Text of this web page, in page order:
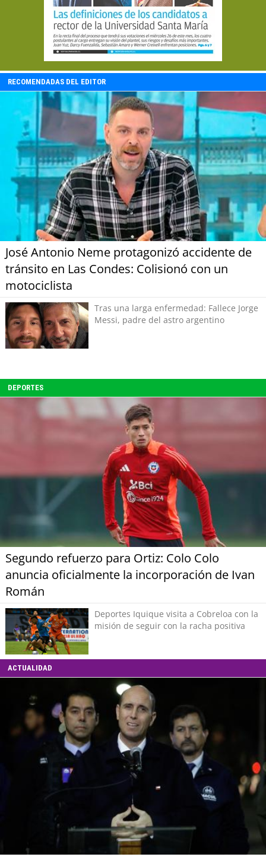
RECOMENDADAS DEL EDITOR
José Antonio Neme protagonizó accidente de
tránsito en Las Condes: Colisionó con un
motociclista
Tras una larga enfermedad: Fallece Jorge
Messi, padre del astro argentino
DEPORTES
Segundo refuerzo para Ortiz: Colo Colo
anuncia oficialmente la incorporación de Ivan
Román
Deportes Iquique visita a Cobreloa con la
misión de seguir con la racha positiva
ACTUALIDAD